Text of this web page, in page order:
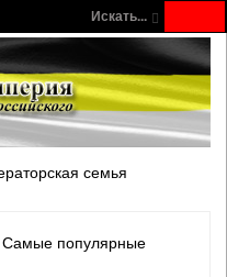
Искать...
семья
Самые популярные